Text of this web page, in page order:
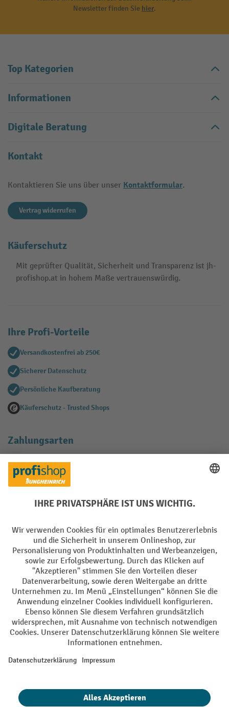
Newsletter finden Sie hier.
Top Kategorien
Informationen
Digitale Beratung
Kontakt
Kontaktieren Sie uns über unser Kontaktformular.
Vertrag widerrufen
Käuferschutz
Mit geprüfter Qualität, Sicherheit und Transparenz ist jh-
profishop.at in hohem Maße vertrauenswürdig.
Ihre Profi-Vorteile
Versandkostenfrei ab 250€
Sicherer Datenschutz
Persönliche Kaufberatung
Käuferschutz - Trusted Shops
Zahlungsarten
Creditcard (Master)
Facebook
YouTube
LinkedIn
Instagram
AGB Impressum Datenschutz
Barrierefreiheit Privacy Settings
Alle Preise exkl. gesetzl. Mehrwertsteuer zzgl.Versandkosten und ggf.
Nachnahmegebühren, wenn nicht anders angegeben.
¹ Der Rabatt gilt so lange der Vorrat reicht. Der Rabatt gilt nicht auf
Erstregistrierung für den Newsletter gewährt. Der Gutschein ist 10